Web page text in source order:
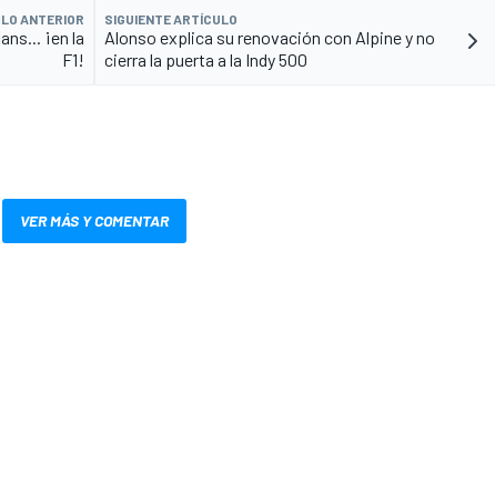
ANTERIOR
¡en la
F1!
SIGUIENTE ARTÍCULO
Alonso explica su renovación con Alpine y no
cierra la puerta a la Indy 500
VER MÁS Y COMENTAR